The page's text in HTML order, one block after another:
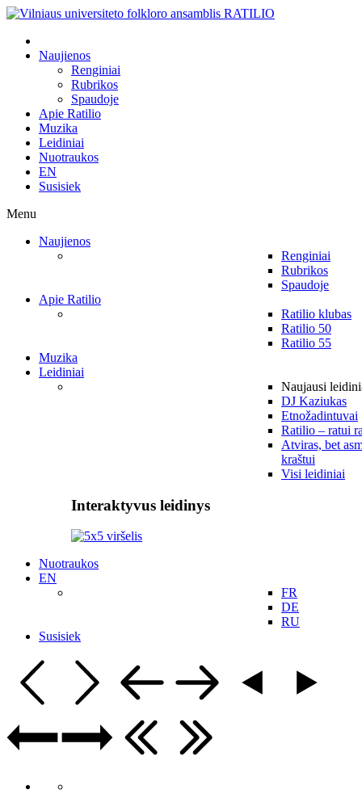
Naujienos
Renginiai
Rubrikos
Spaudoje
Apie Ratilio
Muzika
Leidiniai
Nuotraukos
EN
Susisiek
Menu
Naujienos
Renginiai
Rubrikos
Spaudoje
Apie Ratilio
Ratilio klubas
Ratilio 50
Ratilio 55
Muzika
Leidiniai
Naujausi
DJ Kaziukas
Etnožadintuvai
Ratilio – ratui
Atviras, bet
kraštui
Visi leidiniai
Interaktyvus leidinys
Nuotraukos
EN
FR
DE
RU
Susisiek